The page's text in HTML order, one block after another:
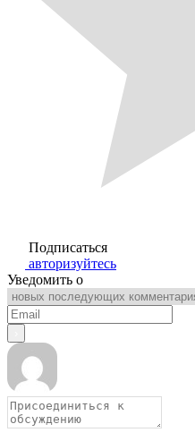
Подписаться
авторизуйтесь
Уведомить о